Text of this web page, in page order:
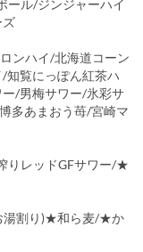
ール/ジンジャーハイ
ンハイ/北海道コーン
知覧にっぽん紅茶ハ
/男梅サワー/氷彩サ
多あまおう苺/宮崎マ
りレッドGFサワー/★
湯割り)★和ら麦/★か